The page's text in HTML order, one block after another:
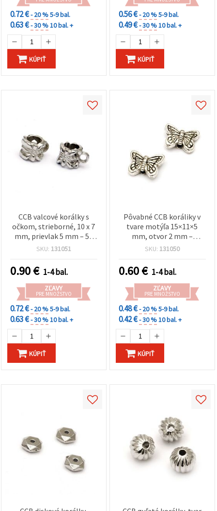
0.72 €- 20 %5-9 bal.
0.63 €- 30 %10 bal. +
KÚPIŤ
0.56 €- 20 %5-9 bal.
0.49 €- 30 %10 bal. +
KÚPIŤ
CCB valcové korálky s
očkom, strieborné, 10 x 7
mm, prievlak 5 mm – 50
ks
SKU: 131051
0.90€ 1-4 bal.
ZĽAVY
PRE MNOŽSTVO
0.72 €- 20 %5-9 bal.
0.63 €- 30 %10 bal. +
KÚPIŤ
Pôvabné CCB koráliky v
tvare motýľa 15×11×5
mm, otvor 2 mm –
strieborná farba, 20 ks
tvorenie
SKU: 131050
0.60€ 1-4 bal.
ZĽAVY
PRE MNOŽSTVO
0.48 €- 20 %5-9 bal.
0.42 €- 30 %10 bal. +
KÚPIŤ